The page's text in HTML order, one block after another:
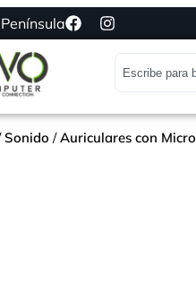
Sonido /Auriculares con Micro